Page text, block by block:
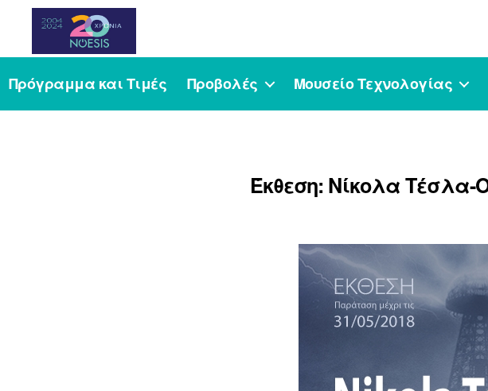
Noesis
Πρόγραμμα και Τιμές
Προβολές Μουσείο Τεχνολογίας
Έκθεση: Νίκολα